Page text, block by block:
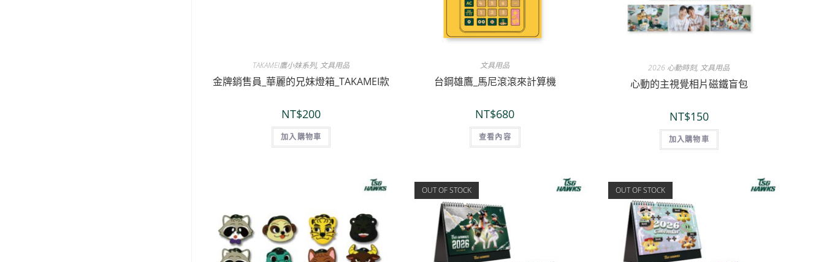
TAKAMEI鷹小妹系列, 文具用品
金牌銷售員_華麗的兄妹燈箱_TAKAMEI款
NT$200
加入購物車
文具用品
台鋼雄鷹_馬尼滾滾來計算機
NT$680
查看內容
2026 心動時刻, 文具用品
心動的主視覺相片磁鐵盲包
NT$150
加入購物車
OUT OF STOCK OUT OF STOCK